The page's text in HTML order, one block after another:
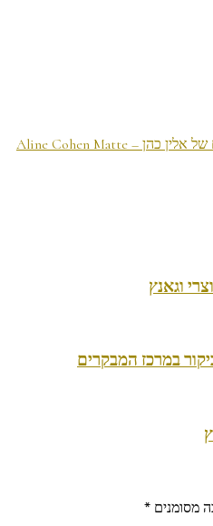
קולקציית השפתונים של אלין כהן – Aline Cohen Matte
וגאנץ
במרכז המבקרים
מסומנים *